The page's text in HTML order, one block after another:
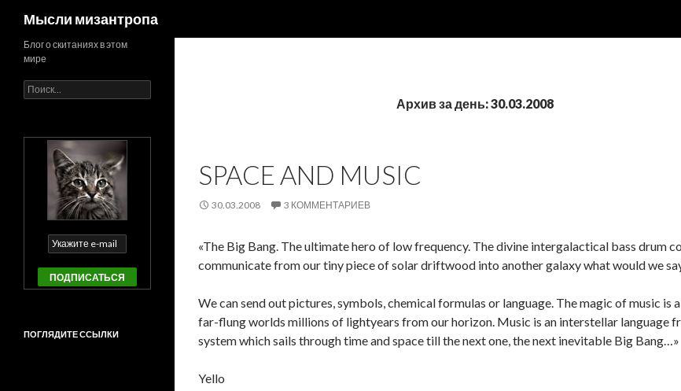
Мысли мизантропа
Архив за день: 30.03.2008
SPACE AND MUSIC
30.03.2008 3 КОММЕНТАРИЕВ
«The Big Bang. The ultimate hero of low frequency. The divine intergalactical bass drum
communicate from our tiny piece of solar driftwood into another galaxy what would we
We can send out pictures, symbols, chemical formulas or language. The magic of music is
far-flung worlds millions of lightyears from our horizon. Music is an interstellar language
system which sails through time and space till the next one, the next inevitable Big Bang…»
Yello
Блог о скитаниях в этом
мире
Найти:
ПОГЛЯДИТЕ ССЫЛКИ